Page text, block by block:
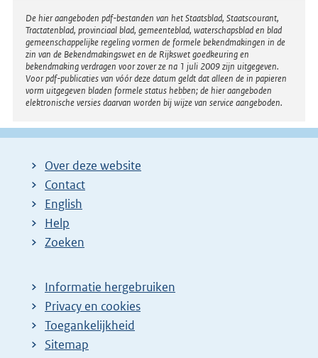
Disclaimer
De hier aangeboden pdf-bestanden van het Staatsblad, Staatscourant,
Tractatenblad, provinciaal blad, gemeenteblad, waterschapsblad en blad
gemeenschappelijke regeling vormen de formele bekendmakingen in de
zin van de Bekendmakingswet en de Rijkswet goedkeuring en
bekendmaking verdragen voor zover ze na 1 juli 2009 zijn uitgegeven.
Voor pdf-publicaties van vóór deze datum geldt dat alleen de in papieren
vorm uitgegeven bladen formele status hebben; de hier aangeboden
elektronische versies daarvan worden bij wijze van service aangeboden.
Over deze website
Contact
English
Help
Zoeken
Informatie hergebruiken
Privacy en cookies
Toegankelijkheid
Sitemap